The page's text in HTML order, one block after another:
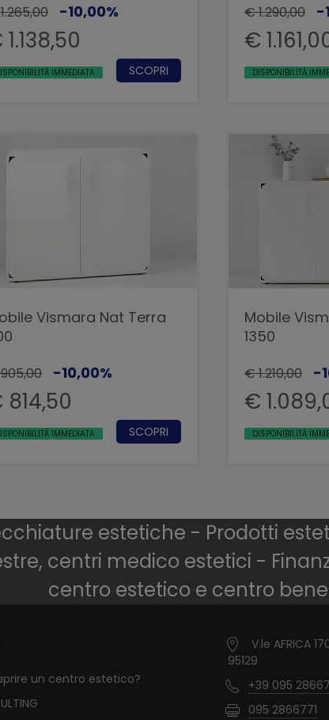
-10,00%
IMMEDIATA SCOPRI
€ 1.290,00 -
€
DISPONIBILITÀ
Vismara Nat Terra
-10,00%
IMMEDIATA SCOPRI
Mobile
1350
€ 1.210,00 -
€
DISPONIBILITÀ
estetiche - Prodotti
centri medico estetici -
centro estetico e centro
un centro estetico?
V.le AFRICA
95129
+39 095
095 2866771